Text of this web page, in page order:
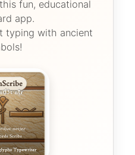
fun, educational
app.
typing with ancient